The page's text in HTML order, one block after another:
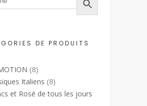
DE PRODUITS
(8)
Italiens (8)
et Rosé de tous les jours